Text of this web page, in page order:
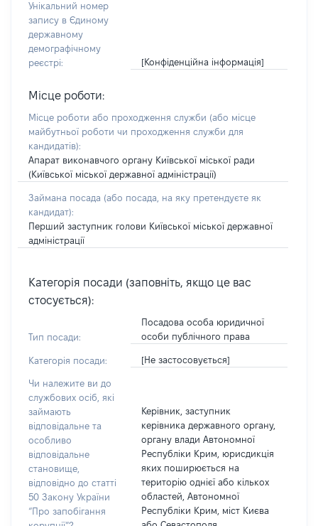
Унікальний номер
запису в Єдиному
державному
демографічному
реєстрі:
[Конфіденційна інформація]
Місце роботи:
Місце роботи або проходження служби (або місце
майбутньої роботи чи проходження служби для
кандидатів):
Апарат виконавчого органу Київської міської ради
(Київської міської державної адміністрації)
Займана посада (або посада, на яку претендуєте як
кандидат):
Перший заступник голови Київської міської державної
адміністрації
Категорія посади (заповніть, якщо це вас
стосується):
Тип посади:
Посадова особа юридичної
особи публічного права
Категорія посади: [Не застосовується]
Чи належите ви до
службових осіб, які
займають
відповідальне та
особливо
відповідальне
становище,
відповідно до статті
50 Закону України
“Про запобігання
Керівник, заступник
керівника державного органу,
органу влади Автономної
Республіки Крим, юрисдикція
яких поширюється на
територію однієї або кількох
областей, Автономної
Республіки Крим, міст Києва